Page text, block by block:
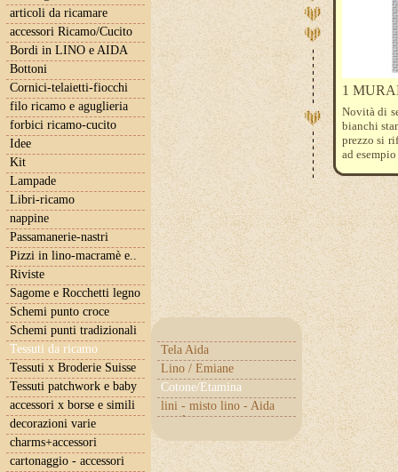
articoli da ricamare
accessori Ricamo/Cucito
Bordi in LINO e AIDA
Bottoni
Cornici-telaietti-fiocchi
filo ricamo e aguglieria
forbici ricamo-cucito
Idee
Kit
Lampade
Libri-ricamo
nappine
Passamanerie-nastri
Pizzi in lino-macramè e..
Riviste
Sagome e Rocchetti legno
Schemi punto croce
Schemi punti tradizionali
Tessuti da ricamo
Tela Aida
Lino / Emiane
Cotone/Etamina
lini - misto lino - Aida
con lurex
Tessuti x Broderie Suisse
Tessuti patchwork e baby
accessori x borse e simili
decorazioni varie
charms+accessori
cartonaggio - accessori
1
Novità di
bianchi
prezzo si
ad